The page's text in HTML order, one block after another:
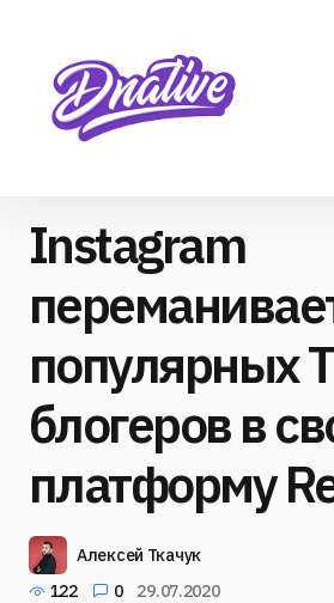
Instagram
популярных
блогеров в
платформу
Алексей Ткачук
122
0 29.07.2020